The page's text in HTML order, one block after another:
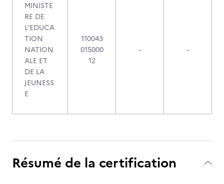
MINISTE
RE DE
L'EDUCA
TION
NATION
ALE ET
DE LA
JEUNESS
E
110043
015000
12
- -
Résumé de la certification